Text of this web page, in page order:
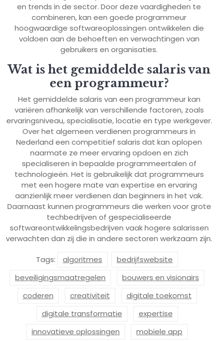
en trends in de sector. Door deze vaardigheden te
combineren, kan een goede programmeur
hoogwaardige softwareoplossingen ontwikkelen die
voldoen aan de behoeften en verwachtingen van
gebruikers en organisaties.
Wat is het gemiddelde salaris van
een programmeur?
Het gemiddelde salaris van een programmeur kan
variëren afhankelijk van verschillende factoren, zoals
ervaringsniveau, specialisatie, locatie en type werkgever.
Over het algemeen verdienen programmeurs in
Nederland een competitief salaris dat kan oplopen
naarmate ze meer ervaring opdoen en zich
specialiseren in bepaalde programmeertalen of
technologieën. Het is gebruikelijk dat programmeurs
met een hogere mate van expertise en ervaring
aanzienlijk meer verdienen dan beginners in het vak.
Daarnaast kunnen programmeurs die werken voor grote
techbedrijven of gespecialiseerde
softwareontwikkelingsbedrijven vaak hogere salarissen
verwachten dan zij die in andere sectoren werkzaam zijn.
Tags: algoritmes
bedrijfswebsite
beveiligingsmaatregelen
bouwers en visionairs
coderen
creativiteit
digitale toekomst
digitale transformatie
expertise
innovatieve oplossingen
mobiele app